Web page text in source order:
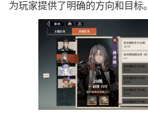
为玩家提供了明确的方向和目标。